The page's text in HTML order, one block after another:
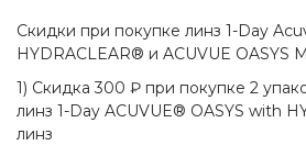
Скидки при покупке линз 1-Day
HYDRACLEAR® и ACUVUE OASYS
1) Скидка 300 ₽ при покупке 2
линз 1-Day ACUVUE® OASYS with
линз